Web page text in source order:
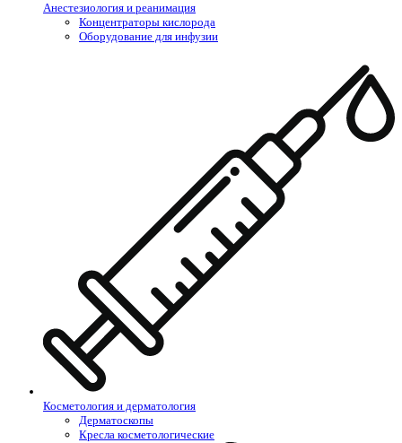
Анестезиология и реанимация
Концентраторы кислорода
Оборудование для инфузии
Косметология и дерматология
Дерматоскопы
Кресла косметологические